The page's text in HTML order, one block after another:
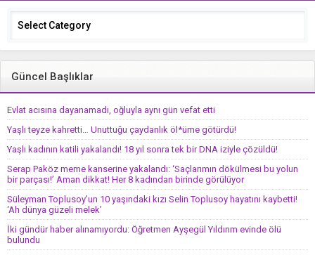
Categories
Güncel Başlıklar
Evlat acısına dayanamadı, oğluyla aynı gün vefat etti
Yaşlı teyze kahretti… Unuttuğu çaydanlık öl*üme götürdü!
Yaşlı kadının katili yakalandı! 18 yıl sonra tek bir DNA iziyle çözüldü!
Serap Paköz meme kanserine yakalandı: ‘Saçlarımın dökülmesi bu yolun
bir parçası!’ Aman dikkat! Her 8 kadından birinde görülüyor
Süleyman Toplusoy’un 10 yaşındaki kızı Selin Toplusoy hayatını kaybetti!
‘Ah dünya güzeli melek’
İki gündür haber alınamıyordu: Öğretmen Ayşegül Yıldırım evinde ölü
bulundu